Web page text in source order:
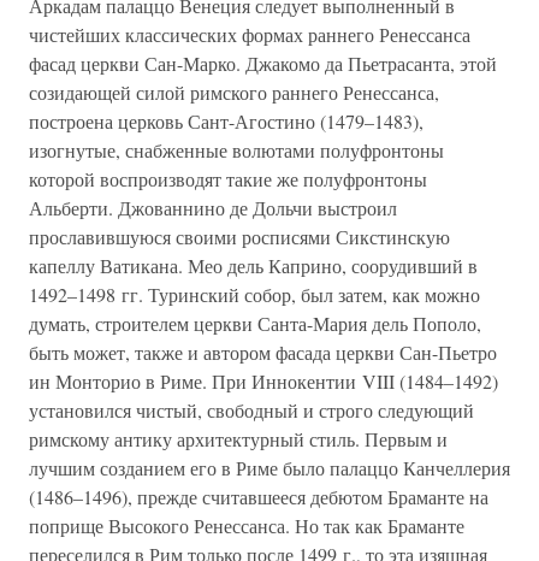
Аркадам палаццо Венеция следует выполненный в
чистейших классических формах раннего Ренессанса
фасад церкви Сан-Марко. Джакомо да Пьетрасанта, этой
созидающей силой римского раннего Ренессанса,
построена церковь Сант-Агостино (1479–1483),
изогнутые, снабженные волютами полуфронтоны
которой воспроизводят такие же полуфронтоны
Альберти. Джованнино де Дольчи выстроил
прославившуюся своими росписями Сикстинскую
капеллу Ватикана. Мео дель Каприно, соорудивший в
1492–1498 гг. Туринский собор, был затем, как можно
думать, строителем церкви Санта-Мария дель Пополо,
быть может, также и автором фасада церкви Сан-Пьетро
ин Монторио в Риме. При Иннокентии VIII (1484–1492)
установился чистый, свободный и строго следующий
римскому антику архитектурный стиль. Первым и
лучшим созданием его в Риме было палаццо Канчеллерия
(1486–1496), прежде считавшееся дебютом Браманте на
поприще Высокого Ренессанса. Но так как Браманте
переселился в Рим только после 1499 г., то эта изящная